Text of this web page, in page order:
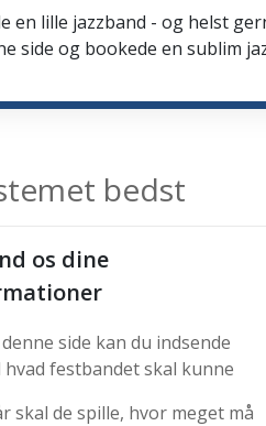
en lille jazzband - og helst
side og bookede en sublim
bedst
os dine
side kan du indsende
festbandet skal kunne
skal de spille, hvor meget må